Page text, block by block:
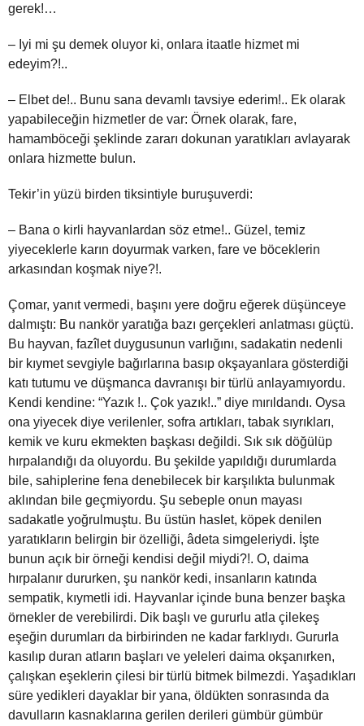
gerek!…
– Iyi mi şu demek oluyor ki, onlara itaatle hizmet mi
edeyim?!..
– Elbet de!.. Bunu sana devamlı tavsiye ederim!.. Ek olarak
yapabileceğin hizmetler de var: Örnek olarak, fare,
hamamböceği şeklinde zararı dokunan yaratıkları avlayarak
onlara hizmette bulun.
Tekir’in yüzü birden tiksintiyle buruşuverdi:
– Bana o kirli hayvanlardan söz etme!.. Güzel, temiz
yiyeceklerle karın doyurmak varken, fare ve böceklerin
arkasından koşmak niye?!.
Çomar, yanıt vermedi, başını yere doğru eğerek düşünceye
dalmıştı: Bu nankör yaratığa bazı gerçekleri anlatması güçtü.
Bu hayvan, fazîlet duygusunun varlığını, sadakatin nedenli
bir kıymet sevgiyle bağırlarına basıp okşayanlara gösterdiği
katı tutumu ve düşmanca davranışı bir türlü anlayamıyordu.
Kendi kendine: “Yazık !.. Çok yazık!..” diye mırıldandı. Oysa
ona yiyecek diye verilenler, sofra artıkları, tabak sıyrıkları,
kemik ve kuru ekmekten başkası değildi. Sık sık döğülüp
hırpalandığı da oluyordu. Bu şekilde yapıldığı durumlarda
bile, sahiplerine fena denebilecek bir karşılıkta bulunmak
aklından bile geçmiyordu. Şu sebeple onun mayası
sadakatle yoğrulmuştu. Bu üstün haslet, köpek denilen
yaratıkların belirgin bir özelliği, âdeta simgeleriydi. İşte
bunun açık bir örneği kendisi değil miydi?!. O, daima
hırpalanır dururken, şu nankör kedi, insanların katında
sempatik, kıymetli idi. Hayvanlar içinde buna benzer başka
örnekler de verebilirdi. Dik başlı ve gururlu atla çilekeş
eşeğin durumları da birbirinden ne kadar farklıydı. Gururla
kasılıp duran atların başları ve yeleleri daima okşanırken,
çalışkan eşeklerin çilesi bir türlü bitmek bilmezdi. Yaşadıkları
süre yedikleri dayaklar bir yana, öldükten sonrasında da
davulların kasnaklarına gerilen derileri gümbür gümbür